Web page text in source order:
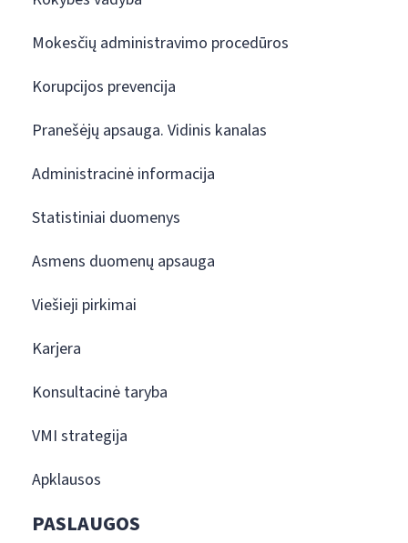
Mokesčių administravimo procedūros
Korupcijos prevencija
Pranešėjų apsauga. Vidinis kanalas
Administracinė informacija
Statistiniai duomenys
Asmens duomenų apsauga
Viešieji pirkimai
Karjera
Konsultacinė taryba
VMI strategija
Apklausos
PASLAUGOS